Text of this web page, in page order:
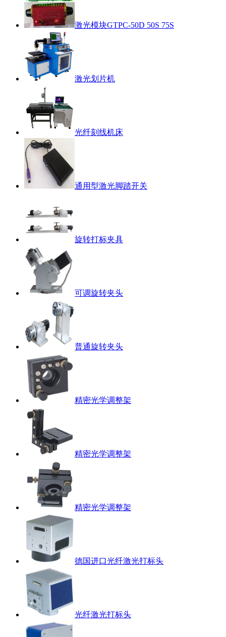
激光模块GTPC-50D 50S 75S
激光划片机
光纤刻线机床
通用型激光脚踏开关
旋转打标夹具
可调旋转夹头
普通旋转夹头
精密光学调整架
精密光学调整架
精密光学调整架
德国进口光纤激光打标头
光纤激光打标头